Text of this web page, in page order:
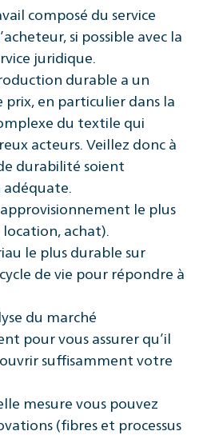
composé du service
si possible avec la
juridique.
durable a un
en particulier dans la
du textile qui
acteurs. Veillez donc à
durabilité soient
le plus
achat).
le plus durable sur
de vie pour répondre à
du marché
pour vous assurer qu’il
suffisamment votre
mesure vous pouvez
(fibres et processus